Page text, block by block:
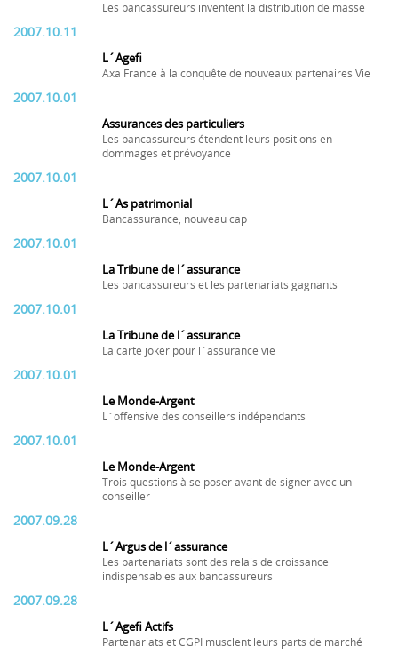
Les bancassureurs inventent la distribution de masse
2007.10.11
L´Agefi
Axa France à la conquête de nouveaux partenaires Vie
2007.10.01
Assurances des particuliers
Les bancassureurs étendent leurs positions en
dommages et prévoyance
2007.10.01
L´As patrimonial
Bancassurance, nouveau cap
2007.10.01
La Tribune de l´assurance
Les bancassureurs et les partenariats gagnants
2007.10.01
La Tribune de l´assurance
La carte joker pour l´assurance vie
2007.10.01
Le Monde-Argent
L´offensive des conseillers indépendants
2007.10.01
Le Monde-Argent
Trois questions à se poser avant de signer avec un
conseiller
2007.09.28
L´Argus de l´assurance
Les partenariats sont des relais de croissance
indispensables aux bancassureurs
2007.09.28
L´Agefi Actifs
Partenariats et CGPI musclent leurs parts de marché